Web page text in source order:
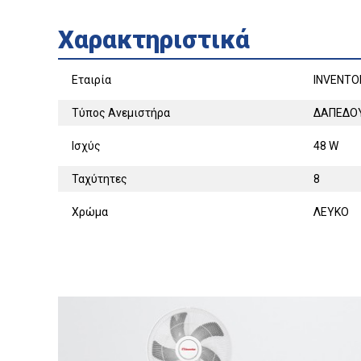
Χαρακτηριστικά
Εταιρία
Τύπος Ανεμιστήρα
Ισχύς 48 W
Ταχύτητες 8
Χρώμα ΛΕΥΚΟ